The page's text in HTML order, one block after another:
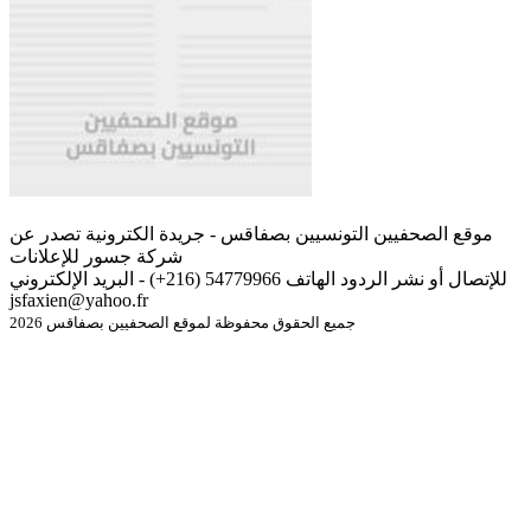
موقع الصحفيين التونسيين بصفاقس - جريدة الكترونية تصدر عن
شركة جسور للإعلانات
للإتصال أو نشر الردود الهاتف 54779966 (216+) - البريد الإلكتروني
jsfaxien@yahoo.fr
جميع الحقوق محفوظة لموقع الصحفيين بصفاقس 2026